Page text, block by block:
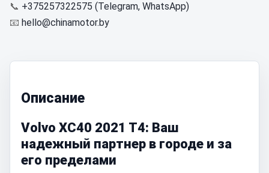
📞 +375257322575 (Telegram, WhatsApp)
📧 hello@chinamotor.by
Описание
Volvo XC40 2021 T4: Ваш
надежный партнер в городе и за
его пределами